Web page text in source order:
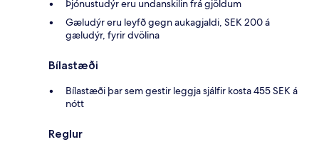
Þjónustudýr eru undanskilin frá gjöldum
Gæludýr eru leyfð gegn aukagjaldi, SEK 200 á
gæludýr, fyrir dvölina
Bílastæði
Bílastæði þar sem gestir leggja sjálfir kosta 455 SEK á
nótt
Reglur